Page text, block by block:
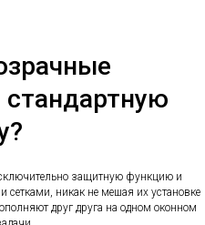
защитную функцию и
никак не мешая их установке
друг друга на одном оконном